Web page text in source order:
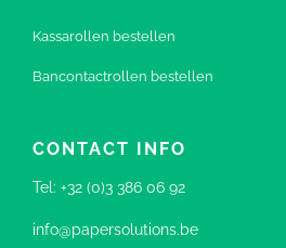
Kassarollen bestellen
Bancontactrollen bestellen
CONTACT INFO
Tel: +32 (0)3 386 06 92
info@papersolutions.be